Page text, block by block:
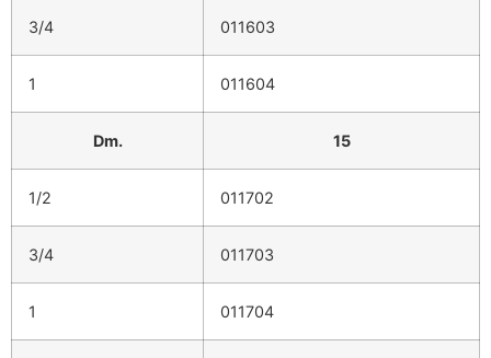
3/4 011603
1 011604
Dm. 15
1/2 011702
3/4 011703
1 011704